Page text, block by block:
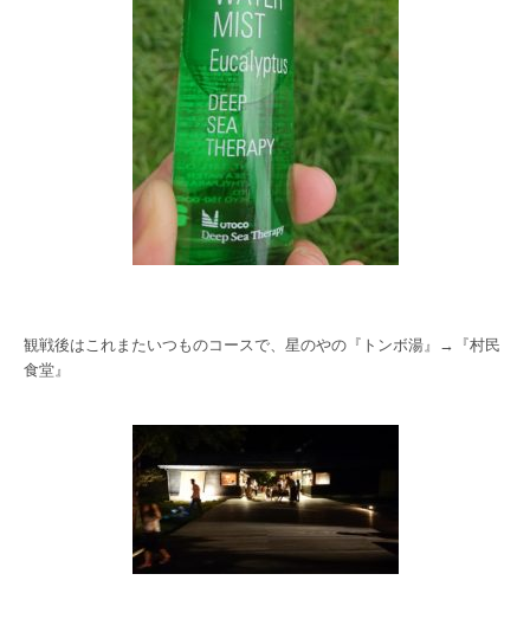
観戦後はこれまたいつものコースで、星のやの『トンボ湯』→『村民
食堂』